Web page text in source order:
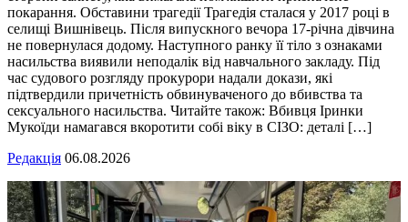
покарання. Обставини трагедії Трагедія сталася у 2017 році в
селищі Вишнівець. Після випускного вечора 17-річна дівчина
не повернулася додому. Наступного ранку її тіло з ознаками
насильства виявили неподалік від навчального закладу. Під
час судового розгляду прокурори надали докази, які
підтвердили причетність обвинуваченого до вбивства та
сексуального насильства. Читайте також: Вбивця Іринки
Мукоїди намагався вкоротити собі віку в СІЗО: деталі […]
Редакція 06.08.2026